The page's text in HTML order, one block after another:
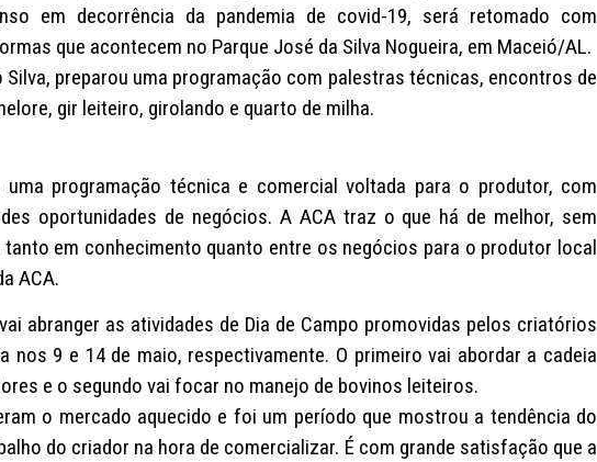
em decorrência da pandemia de covid-19, será retomado com
que acontecem no Parque José da Silva Nogueira, em Maceió/AL.
preparou uma programação com palestras técnicas, encontros de
gir leiteiro, girolando e quarto de milha.
uma programação técnica e comercial voltada para o produtor, com
oportunidades de negócios. A ACA traz o que há de melhor, sem
em conhecimento quanto entre os negócios para o produtor local
ACA.
abranger as atividades de Dia de Campo promovidas pelos criatórios
nos 9 e 14 de maio, respectivamente. O primeiro vai abordar a cadeia
e o segundo vai focar no manejo de bovinos leiteiros.
o mercado aquecido e foi um período que mostrou a tendência do
do criador na hora de comercializar. É com grande satisfação que a